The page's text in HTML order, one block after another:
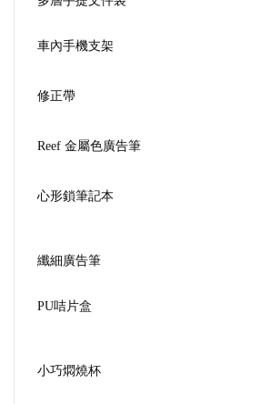
車內手機支架
修正帶
Reef 金屬色廣告筆
心形鎖筆記本
纖細廣告筆
PU咭片盒
小巧燜燒杯